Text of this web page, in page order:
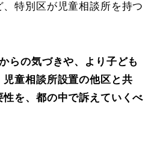
特別区が児童相談所を持つ
らの気づきや、より子ども
童相談所設置の他区と共
を、都の中で訴えていくべ